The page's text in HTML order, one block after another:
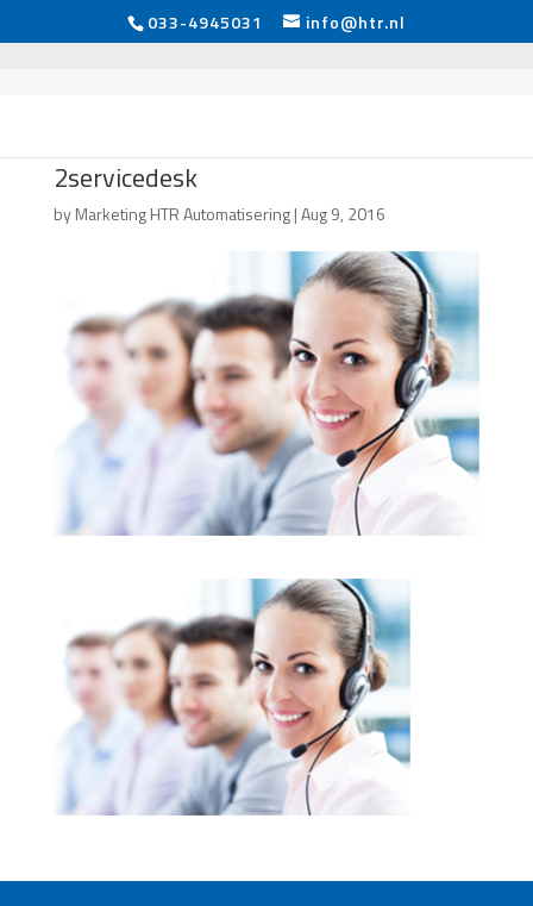
033-4945031 info@htr.nl
2servicedesk
byMarketing HTR Automatisering|Aug 9, 2016